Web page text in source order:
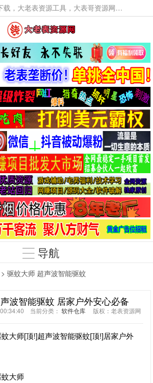
本网站提供资源工具下载，大老表资源工具，大表哥资源网软件工具，大老表资源下载，活动线报福利资源分享,活动线报，大型网游经典游戏，网络热门技术游戏辅助交流与分享。
导航
> 驱蚊大师 超声波智能驱蚊
波智能驱蚊 居家户外安心必备
当前分类： 软件仓库 版权：老表资源网
蚊大师[顶!]超声波智能驱蚊[顶!]居家户外
蚊大师